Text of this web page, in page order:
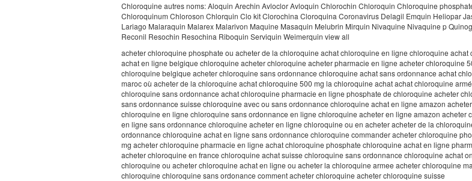
Chloroquine autres noms: Aloquin Arechin Avloclor Avloquin Chlorochin Chloroquin Chloroquine
Chloroquinum Chloroson Chlorquin Clo kit Clorochina Cloroquina Coronavirus Delagil Emquin Heliopar
Lariago Malaraquin Malarex Malarivon Maquine Masaquin Melubrin Mirquin Nivaquine Nivaquine p
Reconil Resochin Resochina Riboquin Serviquin Weimerquin view all
acheter chloroquine phosphate ou acheter de la chloroquine achat chloroquine en ligne chloroquine achat
achat en ligne belgique chloroquine acheter chloroquine acheter pharmacie en ligne acheter chloroquine
chloroquine belgique acheter chloroquine sans ordonnance chloroquine achat sans ordonnance achat
maroc où acheter de la chloroquine achat chloroquine 500 mg la chloroquine achat achat chloroquine
chloroquine sans ordonnance achat chloroquine pharmacie en ligne phosphate de chloroquine acheter
sans ordonnance suisse chloroquine avec ou sans ordonnance chloroquine achat en ligne amazon acheter
chloroquine en ligne chloroquine sans ordonnance en ligne chloroquine acheter en ligne amazon acheter
en ligne sans ordonnance chloroquine acheter en ligne chloroquine ou en acheter acheter de la
ordonnance chloroquine achat en ligne sans ordonnance chloroquine commander acheter chloroquine
mg acheter chloroquine pharmacie en ligne achat chloroquine phosphate chloroquine achat en ligne
acheter chloroquine en france chloroquine achat suisse chloroquine sans ordonnance chloroquine achat
chloroquine ou acheter chloroquine achat en ligne ou acheter la chloroquine armee acheter chloroquine
chloroquine chloroquine sans ordonance comment acheter chloroquine acheter chloroquine suisse